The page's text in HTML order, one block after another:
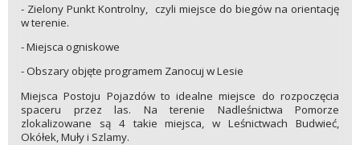
- Zielony Punkt Kontrolny, czyli miejsce do biegów na orientację
w terenie.
- Miejsca ogniskowe
- Obszary objęte programem Zanocuj w Lesie
Miejsca Postoju Pojazdów to idealne miejsce do rozpoczęcia
spaceru przez las. Na terenie Nadleśnictwa Pomorze
zlokalizowane są 4 takie miejsca, w Leśnictwach Budwieć,
Okółek, Muły i Szlamy.